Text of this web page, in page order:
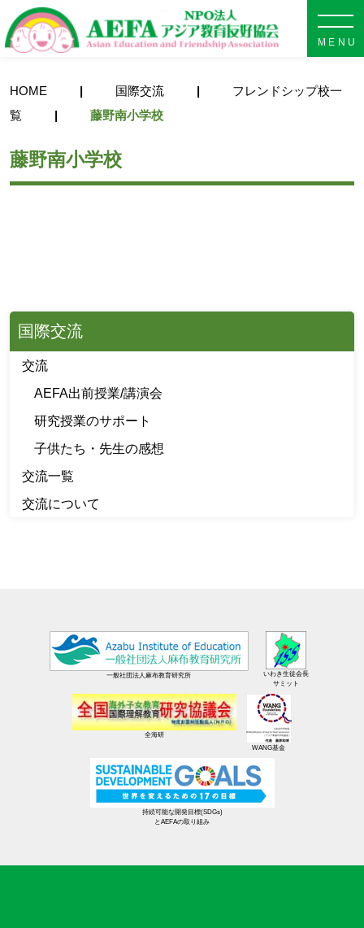
HOME 国際交流
フレンドシップ校一
覧
藤野南小学校
藤野南小学校
国際交流
交流
AEFA出前授業/講演会
研究授業のサポート
子供たち・先生の感想
交流一覧
交流について
一般社団法人麻布教育研究所
いわき生徒会長
サミット
全海研
WANG基金
持続可能な開発目標(SDGs)
とAEFAの取り組み